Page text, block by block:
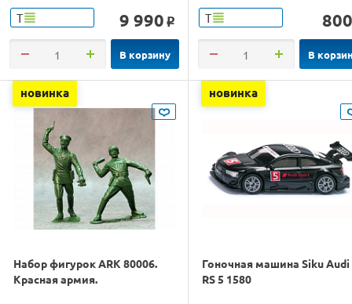
Т 9 990 o
В корзину
Т 800
В
новинка
Набор фигурок ARK 80006.
Красная армия.
новинка
Гоночная машина Siku Audi
RS 5 1580